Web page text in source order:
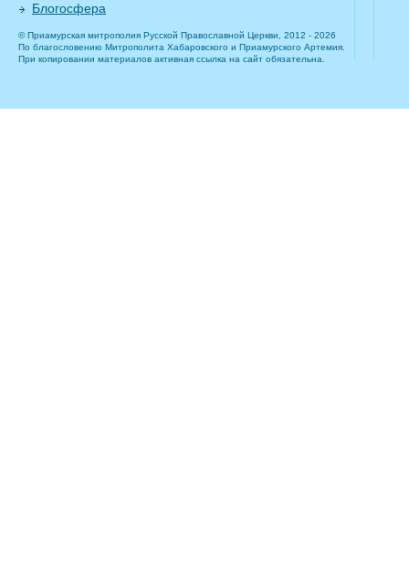
Блогосфера
© Приамурская митрополия Русской Православной Церкви, 2012 - 2026
По благословению Митрополита Хабаровского и Приамурского Артемия.
При копировании материалов активная ссылка на сайт обязательна.